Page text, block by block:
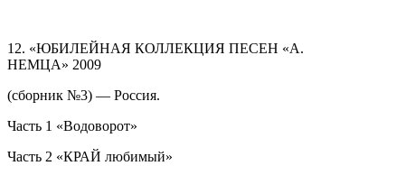
12. «ЮБИЛЕЙНАЯ КОЛЛЕКЦИЯ ПЕСЕН «А.
НЕМЦА» 2009
(сборник №3) — Россия.
Часть 1 «Водоворот»
Часть 2 «КРАЙ любимый»